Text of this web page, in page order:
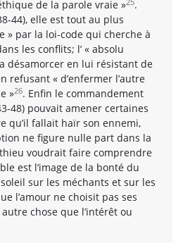
de la parole vraie »
.
44), elle est tout au plus
» par la loi-code qui cherche à
les conflits; l’ « absolu
désamorcer en lui résistant de
refusant « d’enfermer l’autre
»26. Enfin le commandement
48) pouvait amener certaines
qu’il fallait haïr son ennemi,
ne figure nulle part dans la
voudrait faire comprendre
est l’image de la bonté du
sur les méchants et sur les
l’amour ne choisit pas ses
chose que l’intérêt ou